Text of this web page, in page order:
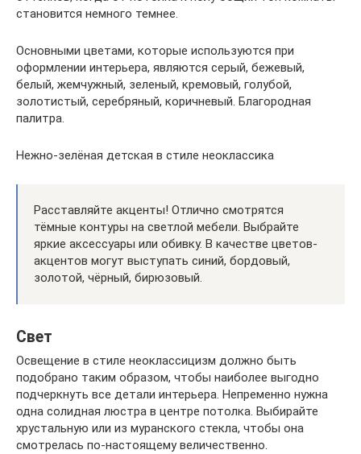
становится немного темнее.
Основными цветами, которые используются при
оформлении интерьера, являются серый, бежевый,
белый, жемчужный, зеленый, кремовый, голубой,
золотистый, серебряный, коричневый. Благородная
палитра.
Нежно-зелёная детская в стиле неоклассика
Расставляйте акценты! Отлично смотрятся
тёмные контуры на светлой мебели. Выбрайте
яркие аксессуары или обивку. В качестве цветов-
акцентов могут выступать синий, бордовый,
золотой, чёрный, бирюзовый.
Свет
Освещение в стиле неоклассицизм должно быть
подобрано таким образом, чтобы наиболее выгодно
подчеркнуть все детали интерьера. Непременно нужна
одна солидная люстра в центре потолка. Выбирайте
хрустальную или из муранского стекла, чтобы она
смотрелась по-настоящему величественно.